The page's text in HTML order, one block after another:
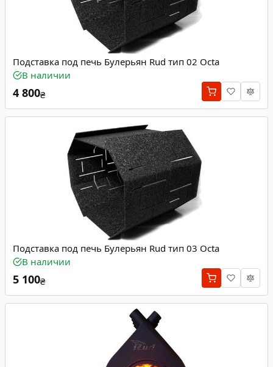
Подставка под печь Булерьян Rud тип 02 Octa
В наличии
4 800₴
Подставка под печь Булерьян Rud тип 03 Octa
В наличии
5 100₴